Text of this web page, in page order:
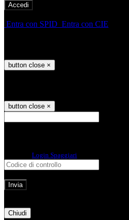
Entra con SPID Entra con CIE
button close ×
button close ×
Login Spaggiari
Chiudi